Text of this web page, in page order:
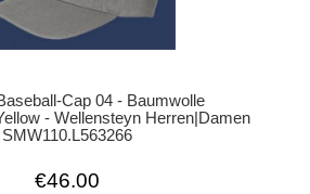
Cap 04 - Baumwolle
- Wellensteyn Herren|Damen
SMW110.L563266
€46.00